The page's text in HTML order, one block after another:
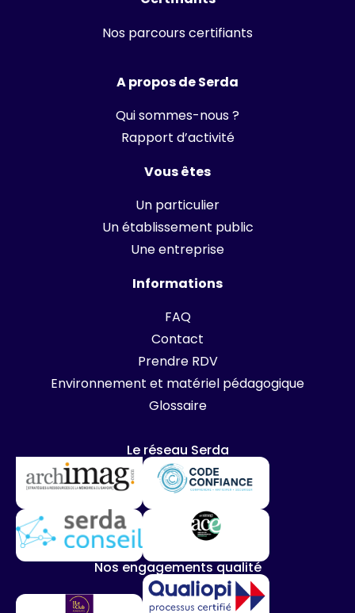
Nos parcours certifiants
A propos de Serda
Qui sommes-nous ?
Rapport d’activité
Vous êtes
Un particulier
Un établissement public
Une entreprise
Informations
FAQ
Contact
Prendre RDV
Environnement et matériel pédagogique
Glossaire
Le réseau Serda
Nos engagements qualité